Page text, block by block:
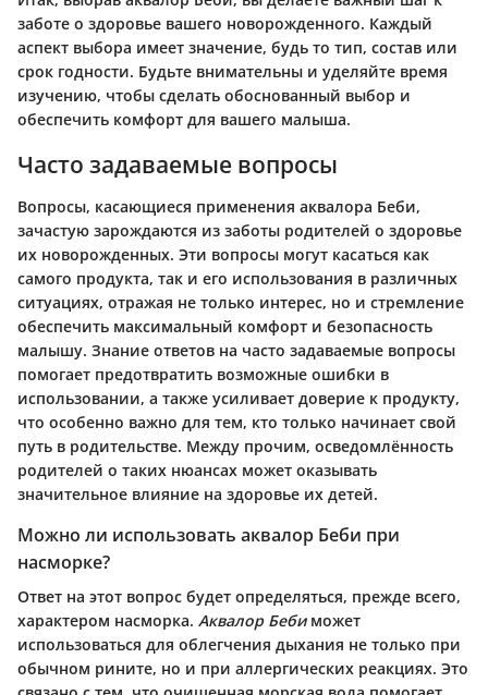
заботе о здоровье вашего новорожденного. Каждый
аспект выбора имеет значение, будь то тип, состав или
срок годности. Будьте внимательны и уделяйте время
изучению, чтобы сделать обоснованный выбор и
обеспечить комфорт для вашего малыша.
Часто задаваемые вопросы
Вопросы, касающиеся применения аквалора Беби,
зачастую зарождаются из заботы родителей о здоровье
их новорожденных. Эти вопросы могут касаться как
самого продукта, так и его использования в различных
ситуациях, отражая не только интерес, но и стремление
обеспечить максимальный комфорт и безопасность
малышу. Знание ответов на часто задаваемые вопросы
помогает предотвратить возможные ошибки в
использовании, а также усиливает доверие к продукту,
что особенно важно для тем, кто только начинает свой
путь в родительстве. Между прочим, осведомлённость
родителей о таких нюансах может оказывать
значительное влияние на здоровье их детей.
Можно ли использовать аквалор Беби при
насморке?
Ответ на этот вопрос будет определяться, прежде всего,
характером насморка. Аквалор Бебиможет
использоваться для облегчения дыхания не только при
обычном рините, но и при аллергических реакциях. Это